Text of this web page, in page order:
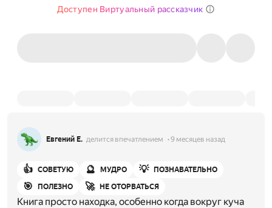
Доступен Виртуальный рассказчик
Евгений Е. делится впечатлением 9 месяцев назад
👍 СОВЕТУЮ 🔮 МУДРО 💡 ПОЗНАВАТЕЛЬНО
🎯 ПОЛЕЗНО 🚀 НЕ ОТОРВАТЬСЯ
Книга просто находка, особенно когда вокруг куча